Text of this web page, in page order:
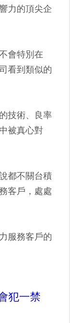
力的頂尖企
會特別在
看到類似的
技術、良率
被真心對
都不關台積
客戶，處處
服務客戶的
犯一禁